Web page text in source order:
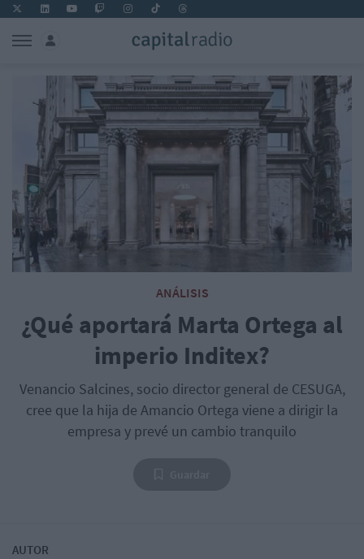
ANÁLISIS
¿Qué aportará Marta Ortega al
imperio Inditex?
Venancio Salcines, socio director general de CESUGA,
cree que la hija de Amancio Ortega viene a dirigir la
empresa y prevé un cambio tranquilo
AUTOR